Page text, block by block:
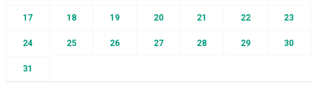
17 18 19 20 21 22 23
24 25 26 27 28 29 30
31